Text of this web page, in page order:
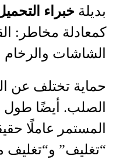
بديلة خبراء
كمعادلة مخاطر:
الشاشات والرخام
حماية تختلف عن
الصلب. أيضًا طول
المستمر عاملًا
“تغليف”